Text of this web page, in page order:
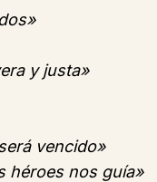
y justa»
vencido»
héroes nos guía»